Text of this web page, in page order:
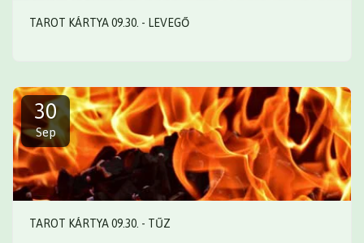
TAROT KÁRTYA 09.30. - LEVEGŐ
30
Sep
TAROT KÁRTYA 09.30. - TŰZ